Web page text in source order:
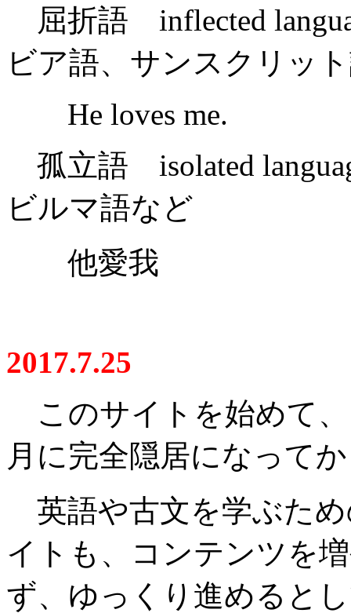
屈折語 inflected
ビア語、サンスクリッ
He loves me.
孤立語 isolated
ビルマ語など
他愛我
2017.7.25
このサイトを始めて、
月に完全隠居になって
英語や古文を学ぶた
イトも、コンテンツを
ず、ゆっくり進めると